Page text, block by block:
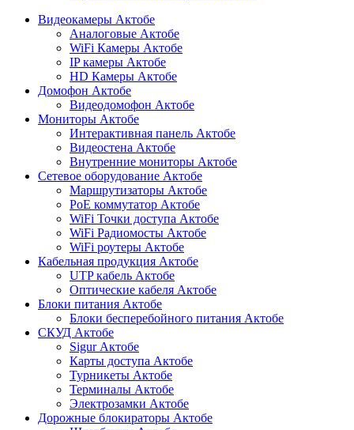
Видеокамеры Актобе
Аналоговые Актобе
WiFi Камеры Актобе
IP камеры Актобе
HD Камеры Актобе
Домофон Актобе
Видеодомофон Актобе
Мониторы Актобе
Интерактивная панель Актобе
Видеостена Актобе
Внутренние мониторы Актобе
Сетевое оборудование Актобе
Маршрутизаторы Актобе
PoE коммутатор Актобе
WiFi Точки доступа Актобе
WiFi Радиомосты Актобе
WiFi роутеры Актобе
Кабельная продукция Актобе
UTP кабель Актобе
Оптические кабеля Актобе
Блоки питания Актобе
Блоки бесперебойного питания Актобе
СКУД Актобе
Sigur Актобе
Карты доступа Актобе
Турникеты Актобе
Терминалы Актобе
Электрозамки Актобе
Дорожные блокираторы Актобе